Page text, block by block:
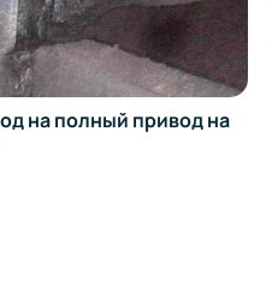
на полный привод на